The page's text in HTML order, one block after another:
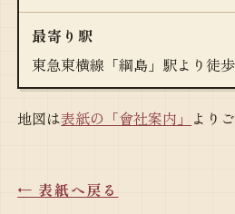
最寄り駅
東急東横線「綱島」駅より徒
地図は表紙の「會社案内」 より
← 表紙へ戻る